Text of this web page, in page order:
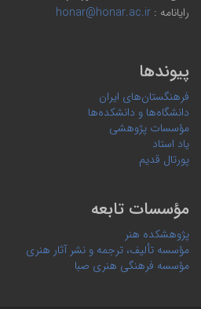
رایانامه :honar@honar.ac.ir
پیوندها
فرهنگستان‌های ایران
دانشگاه‌ها و دانشکده‌ها
مؤسسات پژوهشی
یاد استاد
پورتال قدیم
مؤسسات تابعه
پژوهشکده هنر
مؤسسه تألیف، ترجمه و نشر آثار هنری
مؤسسه فرهنگی هنری صبا